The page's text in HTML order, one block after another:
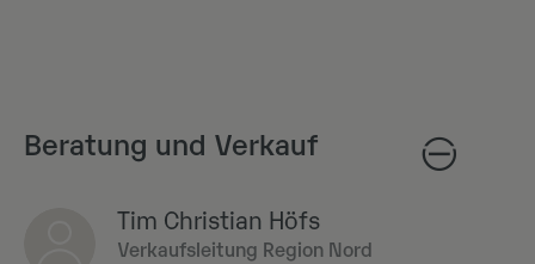
Beratung und Verkauf
Tim Christian Höfs
Verkaufsleitung Region Nord